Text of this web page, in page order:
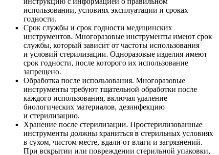
использовании, условиях эксплуатации и сроках
годности.
Срок службы и срок годности медицинских
инструментов. Многоразовые инструменты имеют срок
службы, который зависит от частоты использования
и условий стерилизации. Одноразовые изделия имеют
срок годности, после которого их использование
запрещено.
Обработка после использования. Многоразовые
инструменты требуют тщательной обработки после
каждого использования, включая удаление
биологических материалов, дезинфекцию
и стерилизацию.
Хранение после стерилизации. Простерилизованные
инструменты должны храниться в стерильных условиях
в сухом, чистом месте, вдали от влаги и загрязнений.
При вскрытии или повреждении стерильной упаковки,